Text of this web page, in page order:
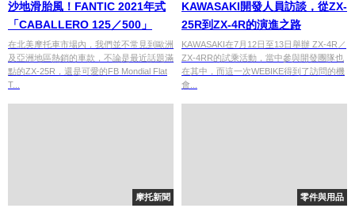
沙地滑胎風！FANTIC 2021年式
「CABALLERO 125／500」
在北美摩托車市場內，我們並不常見到歐洲
及亞洲地區熱銷的車款，不論是最近話題滿
點的ZX-25R，還是可愛的FB Mondial Flat
T...
KAWASAKI開發人員訪談，從ZX-
25R到ZX-4R的演進之路
KAWASAKI在7月12日至13日舉辦 ZX-4R／
ZX-4RR的試乘活動，當中參與開發團隊也
在其中，而這一次WEBIKE得到了訪問的機
會...
摩托新聞 零件與用品